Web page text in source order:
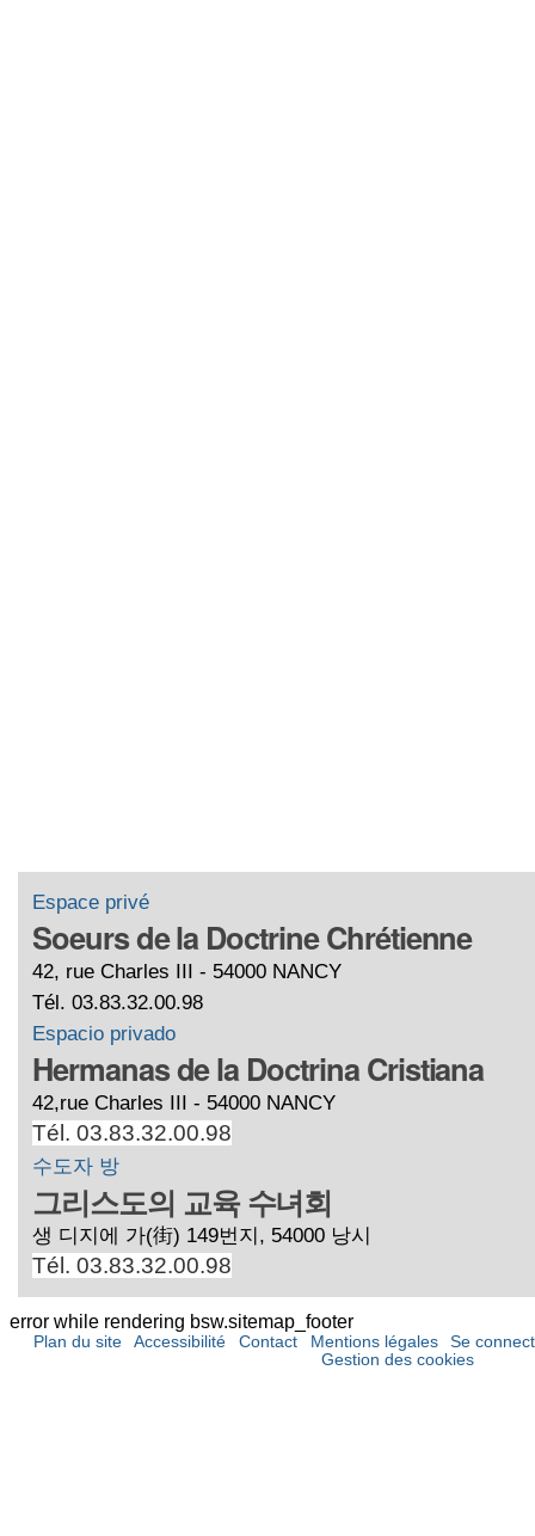
Espace privé
Soeurs de la Doctrine Chrétienne
42, rue Charles III - 54000 NANCY
Tél. 03.83.32.00.98
Espacio privado
Hermanas de la Doctrina Cristiana
42,rue Charles III - 54000 NANCY
Tél. 03.83.32.00.98
수도자 방
그리스도의 교육 수녀회
생 디지에 가(街) 149번지, 54000 낭시
Tél. 03.83.32.00.98
error while rendering bsw.sitemap_footer
Plan du site Accessibilité Contact Mentions légales
Se
Gestion des cookies